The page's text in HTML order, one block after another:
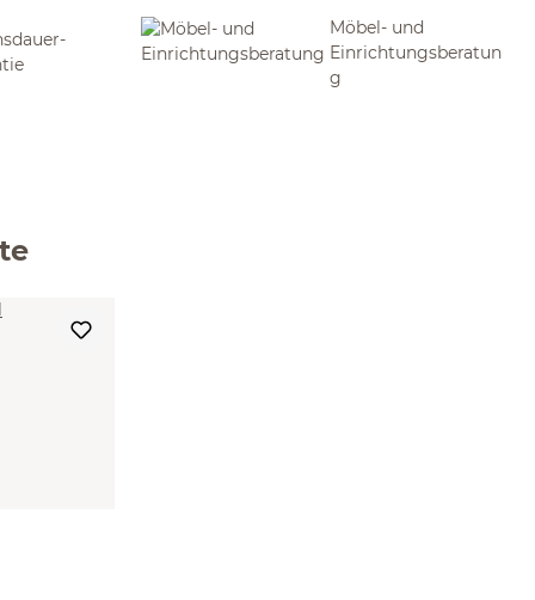
Möbel- und
Einrichtungsberatun
g